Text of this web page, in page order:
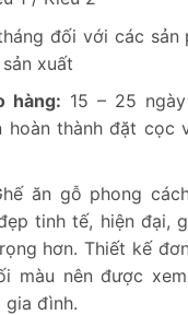
đối với các sản
xuất
hàng: 15 – 25
hoàn thành đặt cọc
ăn gỗ phong
tinh tế, hiện đại,
hơn. Thiết kế
màu nên được
đình.